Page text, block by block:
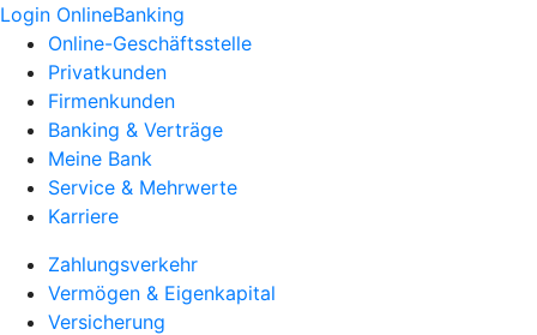
Login OnlineBanking
Online-Geschäftsstelle
Privatkunden
Firmenkunden
Banking & Verträge
Meine Bank
Service & Mehrwerte
Karriere
Zahlungsverkehr
Vermögen & Eigenkapital
Versicherung